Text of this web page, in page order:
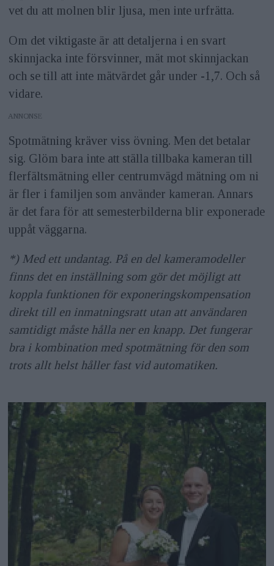
vet du att molnen blir ljusa, men inte urfrätta.
Om det viktigaste är att detaljerna i en svart
skinnjacka inte försvinner, mät mot skinnjackan
och se till att inte mätvärdet går under -1,7. Och så
vidare.
ANNONS
Spotmätning kräver viss övning. Men det betalar
sig. Glöm bara inte att ställa tillbaka kameran till
flerfältsmätning eller centrumvägd mätning om ni
är fler i familjen som använder kameran. Annars
är det fara för att semesterbilderna blir exponerade
uppåt väggarna.
*) Med ett undantag. På en del kameramodeller
finns det en inställning som gör det möjligt att
koppla funktionen för exponeringskompensation
direkt till en inmatningsratt utan att användaren
samtidigt måste hålla ner en knapp. Det fungerar
bra i kombination med spotmätning för den som
trots allt helst håller fast vid automatiken.